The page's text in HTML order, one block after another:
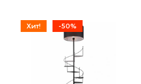
Хит! -50%